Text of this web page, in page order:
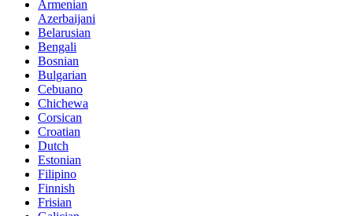
Armenian
Azerbaijani
Belarusian
Bengali
Bosnian
Bulgarian
Cebuano
Chichewa
Corsican
Croatian
Dutch
Estonian
Filipino
Finnish
Frisian